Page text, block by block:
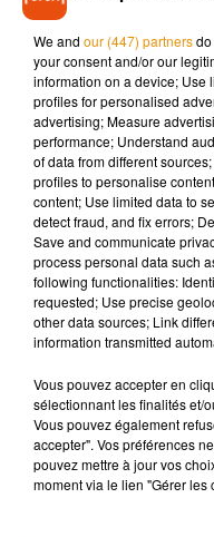
Elle occupera
innovation auprès
pris ses fonctions le
Musique
6 août
«
La
We and our (447) partners
your consent and/or our
information on a device; Use
profiles for personalised
advertising; Measure
performance; Understand
of data from different
profiles to personalise
content; Use limited data to
detect fraud, and fix errors;
Save and communicate
process personal data such
following functionalities:
requested; Use precise
other data sources; Link
information transmitted
Vous pouvez accepter en
sélectionnant les finalités et/
Vous pouvez également
accepter". Vos préférences
pouvez mettre à jour vos
moment via le lien "Gérer